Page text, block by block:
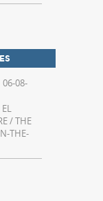
06-08-
/ THE
THE-